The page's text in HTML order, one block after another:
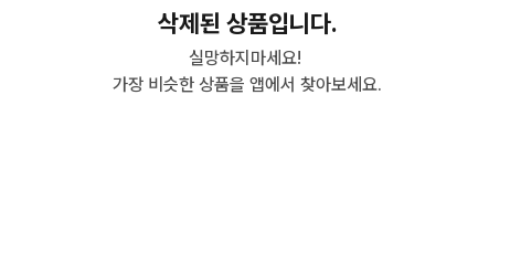
삭제된 상품입니다.
실망하지마세요!
가장 비슷한 상품을 앱에서 찾아보세요.